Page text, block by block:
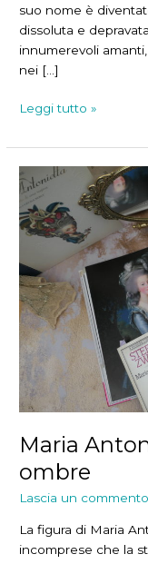
suo nome è
dissoluta e
innumerevoli
nei […]
L’incantamento
Messalina
Leggi tutto »
Maria
ombre
Lascia un commento
La figura di Maria
incomprese che la